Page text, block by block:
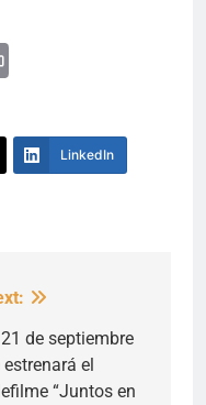
LinkedIn
de septiembre
estrenará el
“Juntos en